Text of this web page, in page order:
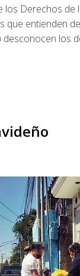
los Derechos
que entienden
desconocen los